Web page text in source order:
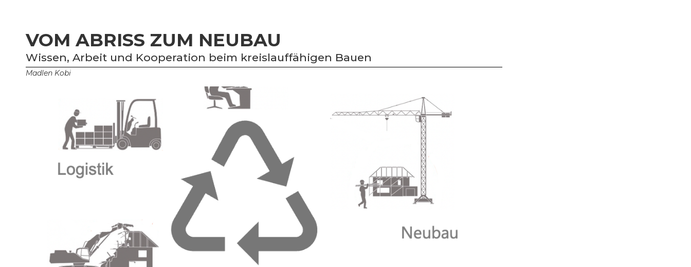
VOM ABRISS ZUM NEUBAU
Wissen, Arbeit und Kooperation beim kreislauffähigen Bauen
Madlen Kobi